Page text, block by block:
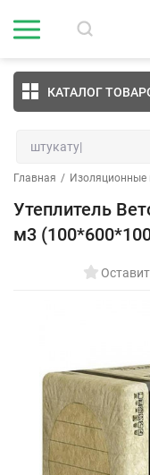
КАТАЛОГ
Главная /
Утеплитель
м3